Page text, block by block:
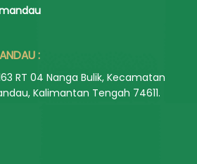
:
RT 04 Nanga Bulik, Kecamatan
Kalimantan Tengah 74611.